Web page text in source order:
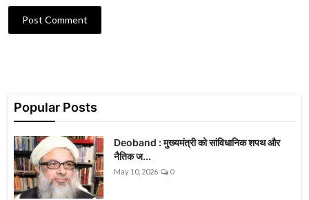
Post Comment
Popular Posts
Deoband : मुख्यमंत्री को सांविधानिक शपथ और
नैतिक ज...
May 10, 2026 0